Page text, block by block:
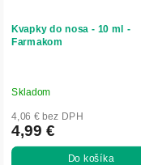
Kvapky do nosa - 10 ml -
Farmakom
Skladom
4,06 € bez DPH
4,99 €
Do košíka